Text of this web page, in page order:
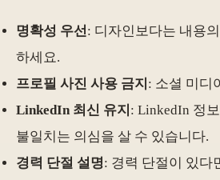
명확성 우선 : 디자인보다는 내용
하세요.
프로필 사진 사용 금지 : 소셜 미디
LinkedIn 최신 유지 : LinkedIn 정
불일치는 의심을 살 수 있습니다.
경력 단절 설명: 경력 단절이 있다